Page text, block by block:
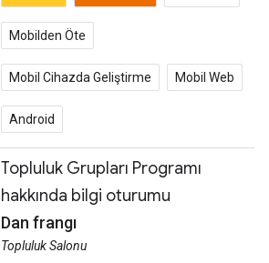
Mobilden Öte
Mobil Cihazda Geliştirme Mobil Web
Android
Topluluk Grupları Programı
hakkında bilgi oturumu
Dan frangı
Topluluk Salonu